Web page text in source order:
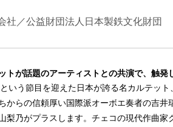
社／公益財団法人日本製鉄文化財団
トが話題のアーティストとの共演で、触
いう節目を迎えた日本が誇る名カルテッ
からの信頼厚い国際派オーボエ奏者の吉
梨乃がプラスします。チェコの現代作曲